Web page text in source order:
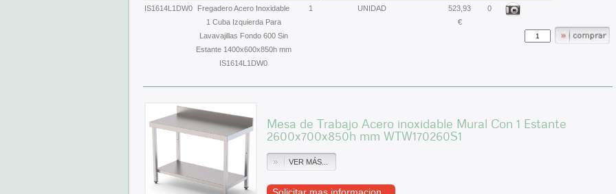
IS1614L1DW0
Fregadero Acero Inoxidable
1 Cuba Izquierda Para
Lavavajillas Fondo 600 Sin
Estante 1400x600x850h mm
IS1614L1DW0
1 UNIDAD
523,93
€
0
Mesa de Trabajo Acero inoxidable Mural Con 1 Estante
2600x700x850h mm WTW170260S1
VER MÁS...